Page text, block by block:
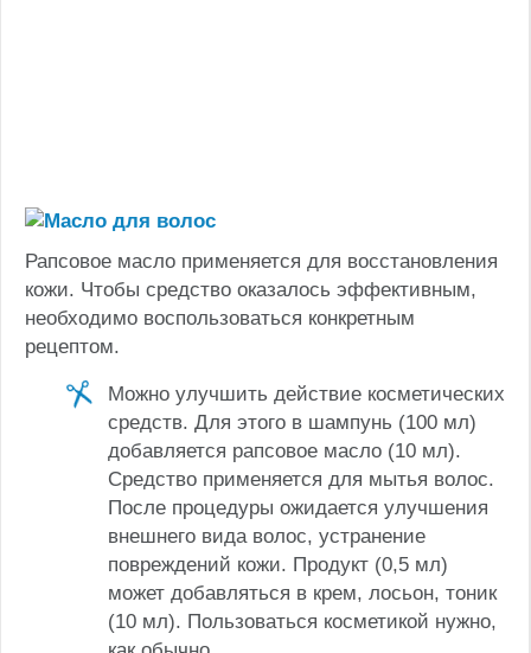
Рапсовое масло применяется для восстановления
кожи. Чтобы средство оказалось эффективным,
необходимо воспользоваться конкретным
рецептом.
Можно улучшить действие косметических
средств. Для этого в шампунь (100 мл)
добавляется рапсовое масло (10 мл).
Средство применяется для мытья волос.
После процедуры ожидается улучшения
внешнего вида волос, устранение
повреждений кожи. Продукт (0,5 мл)
может добавляться в крем, лосьон, тоник
(10 мл). Пользоваться косметикой нужно,